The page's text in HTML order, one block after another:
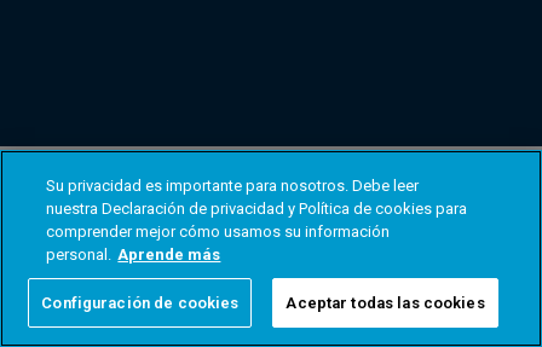
Su privacidad es importante para nosotros. Debe leer
nuestra Declaración de privacidad y Política de cookies para
comprender mejor cómo usamos su información
personal. Aprende más
Configuración de cookies Aceptar todas las cookies